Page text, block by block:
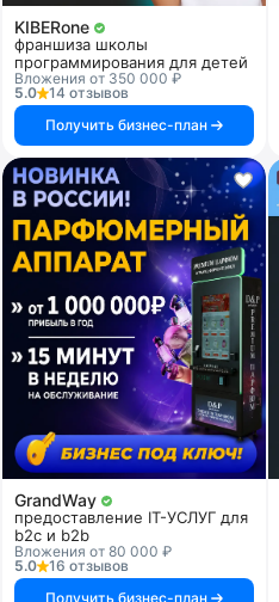
KIBERone
франшиза школы
программирования для детей
Вложения от 350 000 ₽
5.0
14 отзывов
Получить бизнес-план
GrandWay
предоставление IT-УСЛУГ для
b2c и b2b
Вложения от 80 000 ₽
5.0
16 отзывов
Получить бизнес-план